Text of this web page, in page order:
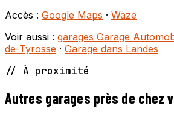
Accès : Google Maps · Waze
Voir aussi : garages Garage
de-Tyrosse · Garage dans Landes
// À proximité
Autres garages près de chez